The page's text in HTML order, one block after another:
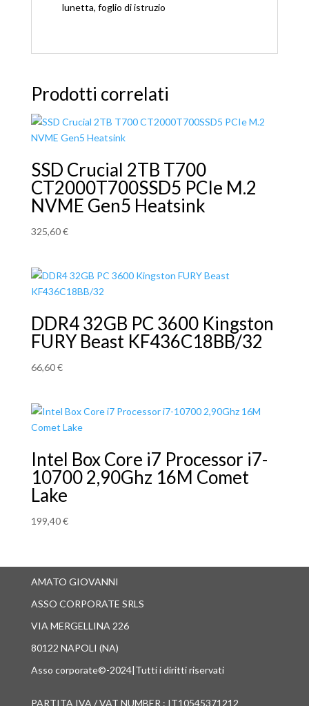
lunetta, foglio di istruzio
Prodotti correlati
SSD Crucial 2TB T700
CT2000T700SSD5 PCIe M.2
NVME Gen5 Heatsink
325,60€
DDR4 32GB PC 3600 Kingston
FURY Beast KF436C18BB/32
66,60€
Intel Box Core i7 Processor i7-
10700 2,90Ghz 16M Comet
Lake
199,40€
AMATO GIOVANNI
ASSO CORPORATE SRLS
VIA MERGELLINA 226
80122 NAPOLI (NA)
Asso corporate©-2024|Tutti i diritti riservati
PARTITA IVA / VAT NUMBER : IT10545371212